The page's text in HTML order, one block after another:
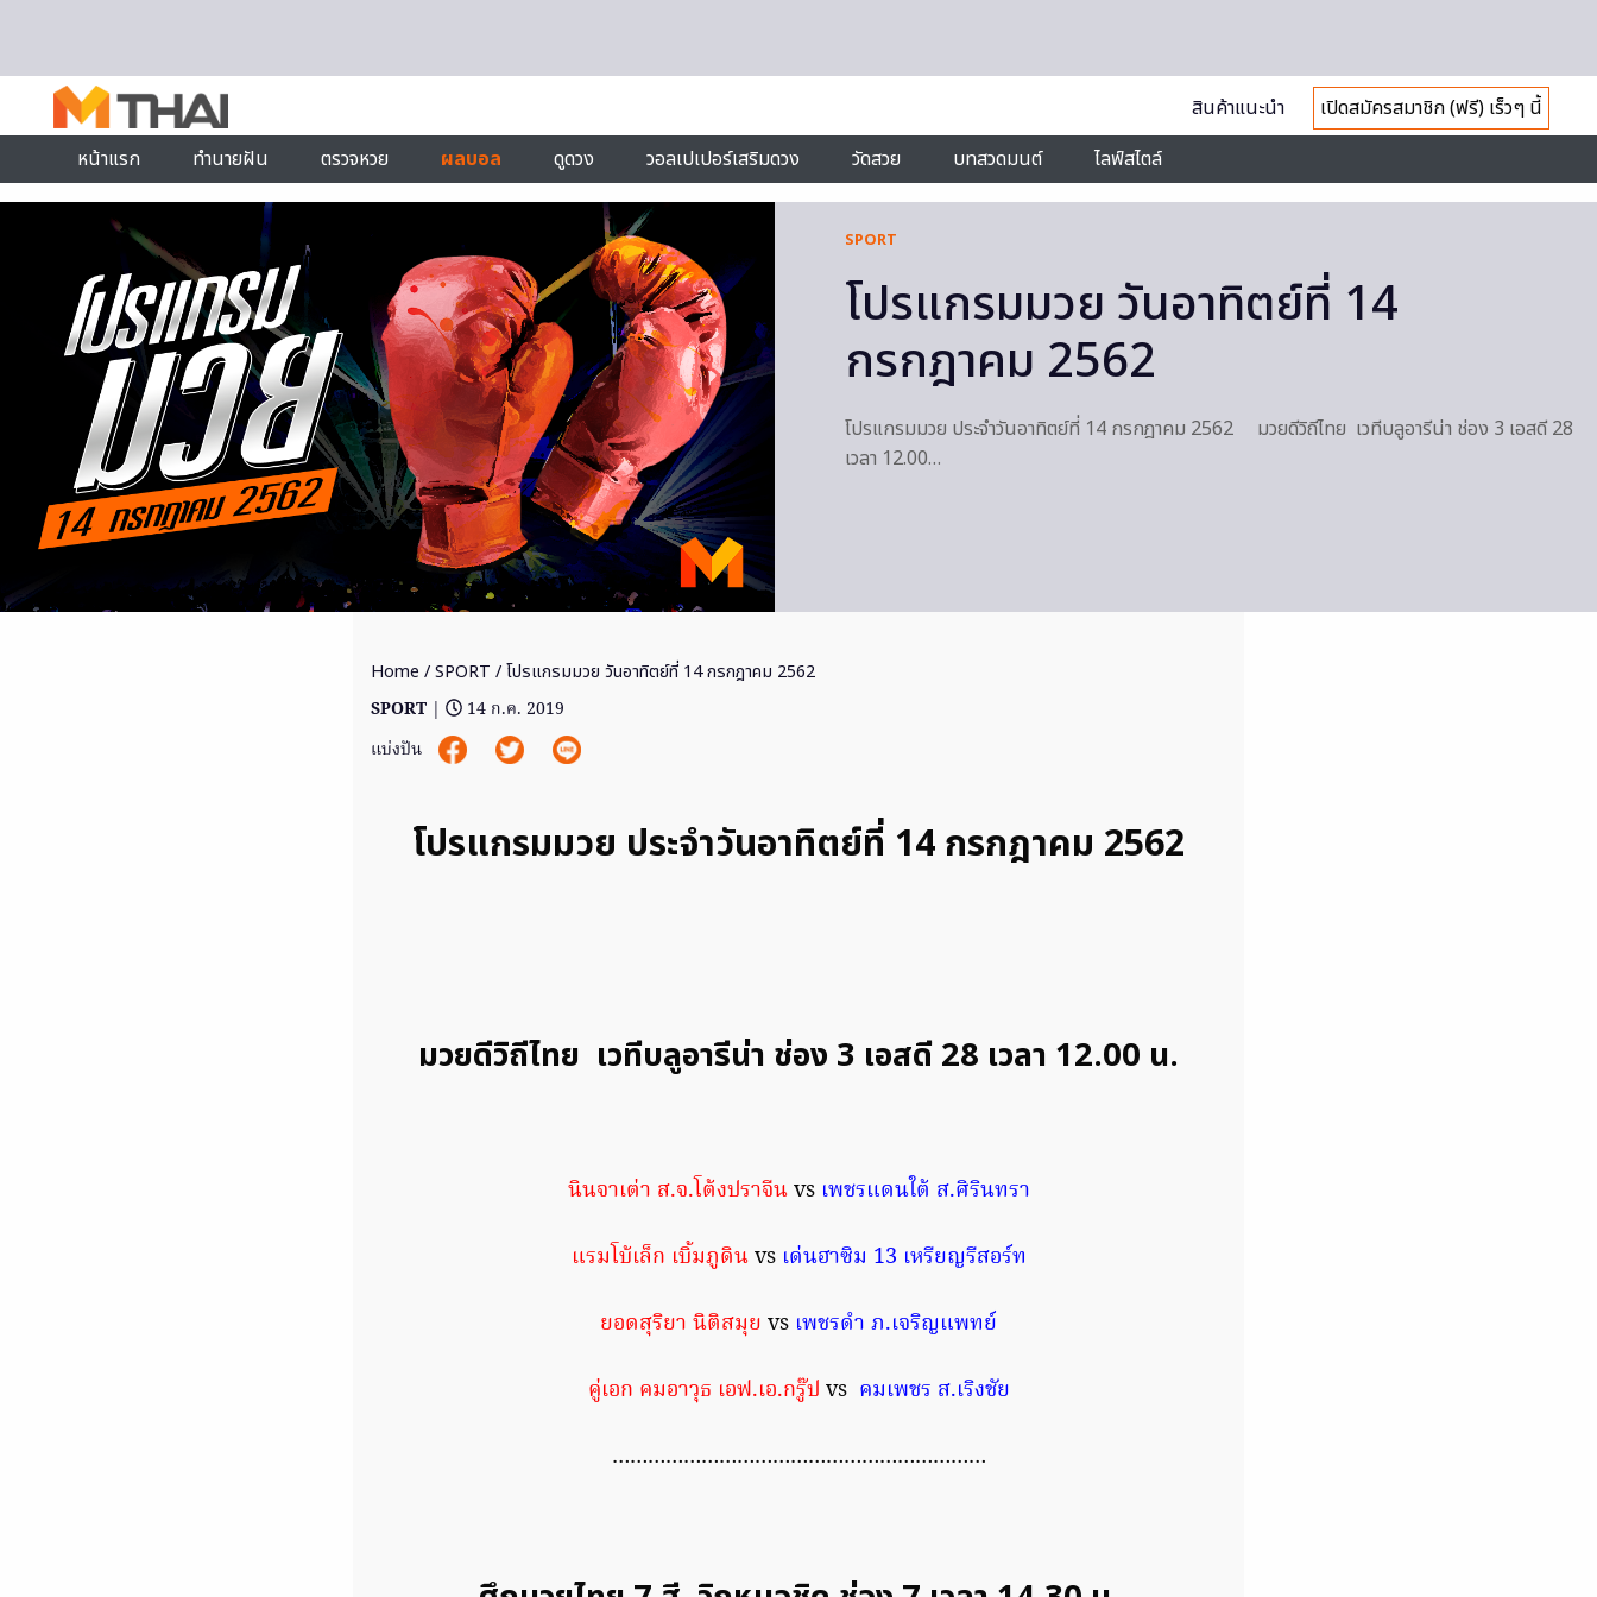
สินค้าแนะนำ
เปิดสมัครสมาชิก (ฟรี) เร็วๆ นี้
หน้าแรก
ทำนายฝัน ตรวจหวย ผลบอล ดูดวง วอลเปเปอร์เสริมดวง วัดสวย บทสวดมนต์ ไลฟ์สไตล์
SPORT
โปรแกรมมวย วันอาทิตย์ที่ 14
กรกฎาคม 2562
โปรแกรมมวย ประจำวันอาทิตย์ที่ 14 กรกฎาคม 2562 มวยดีวิถีไทย เวทีบลูอารีน่า ช่อง 3 เอสดี 28
เวลา 12.00…
Home /SPORT / โปรแกรมมวย วันอาทิตย์ที่ 14 กรกฎาคม 2562
SPORT |
14 ก.ค. 2019
แบ่งปัน
โปรแกรมมวย ประจำวันอาทิตย์ที่ 14 กรกฎาคม 2562
มวยดีวิถีไทย เวทีบลูอารีน่า ช่อง 3 เอสดี 28 เวลา 12.00 น.
นินจาเต่า ส.จ.โต้งปราจีนvs เพชรแดนใต้ ส.ศิรินทรา
แรมโบ้เล็ก เบิ้มภูดินvs เด่นฮาซิม 13 เหรียญรีสอร์ท
ยอดสุริยา นิติสมุย vs เพชรดำ ภ.เจริญแพทย์
คู่เอก คมอาวุธ เอฟ.เอ.กรู๊ป vs คมเพชร ส.เริงชัย
………………………………………………………